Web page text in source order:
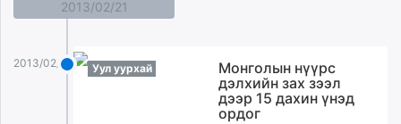
2013/02/21
2013/02/21 Уул уурхай
Монголын нүүрс
дэлхийн зах зээл
дээр 15 дахин үнэд
ордог